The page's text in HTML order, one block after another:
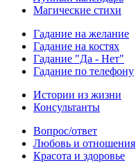
Магические стихи
Гадание на желание
Гадание на костях
Гадание "Да - Нет"
Гадание по телефону
Истории из жизни
Консультанты
Вопрос/ответ
Любовь и отношения
Красота и здоровье